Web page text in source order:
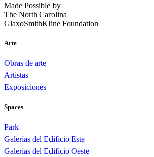
Made Possible by
The North Carolina
GlaxoSmithKline Foundation
Arte
Obras de arte
Artistas
Exposiciones
Spaces
Park
Galerías del Edificio Este
Galerías del Edificio Oeste